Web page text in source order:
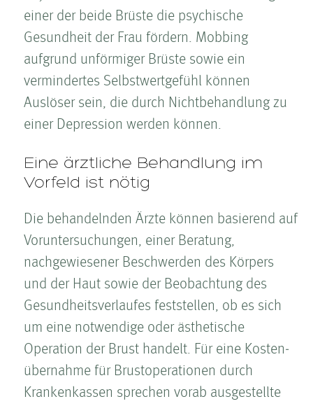
einer der beide Brüste die psychische
Gesundheit der Frau fördern. Mobbing
aufgrund unförmiger Brüste sowie ein
vermindertes Selbstwertgefühl können
Auslöser sein, die durch Nichtbehandlung zu
einer Depression werden können.
Eine ärztliche Behandlung im
Vorfeld ist nötig
Die behandelnden Ärzte können basierend auf
Voruntersuchungen, einer Beratung,
nachgewiesener Beschwerden des Körpers
und der Haut sowie der Beobachtung des
Gesundheitsverlaufes feststellen, ob es sich
um eine notwendige oder ästhetische
Operation der Brust handelt. Für eine Kosten­
übernahme für Brustoperationen durch
Krankenkassen sprechen vorab ausgestellte